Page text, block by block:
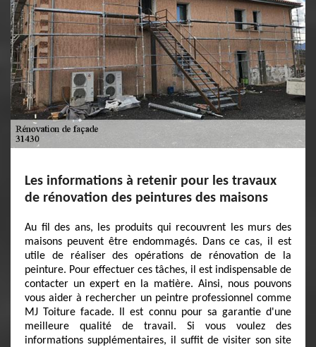
Les informations à retenir pour les travaux
de rénovation des peintures des maisons
Au fil des ans, les produits qui recouvrent les murs des
maisons peuvent être endommagés. Dans ce cas, il est
utile de réaliser des opérations de rénovation de la
peinture. Pour effectuer ces tâches, il est indispensable de
contacter un expert en la matière. Ainsi, nous pouvons
vous aider à rechercher un peintre professionnel comme
MJ Toiture facade. Il est connu pour sa garantie d'une
meilleure qualité de travail. Si vous voulez des
informations supplémentaires, il suffit de visiter son site